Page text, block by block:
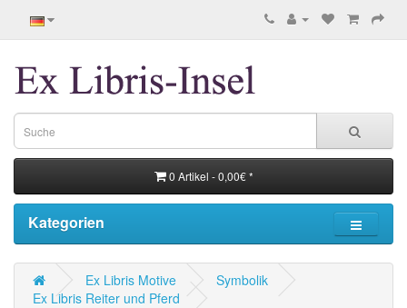
0 Artikel - 0,00€ *
Kategorien
Ex Libris Motive
Symbolik
Ex Libris Reiter und Pferd